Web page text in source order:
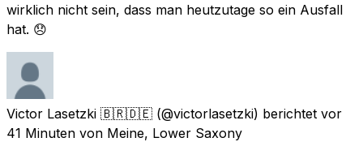
wirklich nicht sein, dass man heutzutage so ein Ausfall
hat. 😞
Victor Lasetzki 🇧🇷🇩🇪 (@victorlasetzki) berichtet vor
41 Minuten von Meine, Lower Saxony